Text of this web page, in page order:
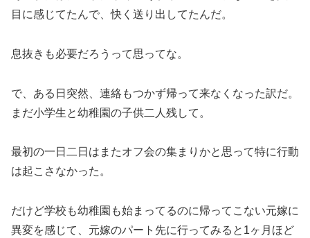
目に感じてたんで、快く送り出してたんだ。
息抜きも必要だろうって思ってな。
で、ある日突然、連絡もつかず帰って来なくなった訳だ。
まだ小学生と幼稚園の子供二人残して。
最初の一日二日はまたオフ会の集まりかと思って特に行動
は起こさなかった。
だけど学校も幼稚園も始まってるのに帰ってこない元嫁に
異変を感じて、元嫁のパート先に行ってみると1ヶ月ほど